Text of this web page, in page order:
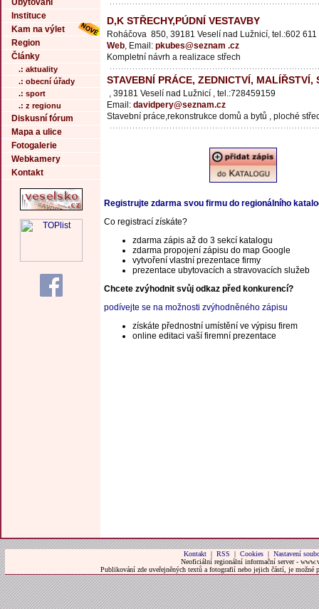
Ubytování
Instituce
Kam na výlet
Region
Články
.: aktuality
.: obecní úřady
.: sport
.: z regionu
Diskusní fórum
Mapa a ulice
Fotogalerie
Webkamery
Kontakt
D,K STŘECHY,PÚDNÍ VESTAVBY
Roháčova 850, 39181 Veselí nad Lužnicí, tel.:602 611
Web, Email: pkubes@seznam .cz
Kompletní návrh a realizace střech
STAVEBNÍ PRÁCE, ZEDNICTVÍ, MALÍŘSTVÍ,
, 39181 Veselí nad Lužnicí , tel.:728459159
Email: davidpery@seznam.cz
Stavební práce,rekonstrukce domů a bytů , ploché
Registrujte zdarma svou firmu do regionálního
Co registrací získáte?
zdarma zápis až do 3 sekcí katalogu
zdarma propojení zápisu do map Google
vytvoření vlastní prezentace firmy
prezentace ubytovacích a stravovacích služeb
Chcete zvýhodnit svůj odkaz před konkurencí?
podívejte se na možnosti zvýhodněného zápisu
získáte přednostní umístění ve výpisu firem
online editaci vaší firemní prezentace
Kontakt| RSS | Cookies| Nastavení
Neoficiální regionální informační server -
Publikování zde uveřejněných textů a fotografií nebo jejich částí, je možné